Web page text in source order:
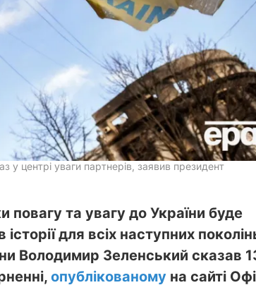
у центрі уваги партнерів, заявив президент
повагу та увагу до України буде
для всіх наступних
Володимир Зеленський сказав
опублікованому на сайті